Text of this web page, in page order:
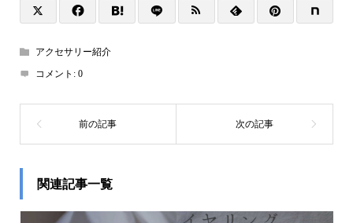
アクセサリー紹介
コメント: 0
関連記事一覧